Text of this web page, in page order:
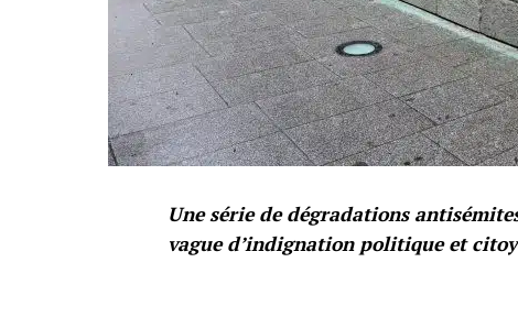
Une série de dégradations
vague d’indignation politique et